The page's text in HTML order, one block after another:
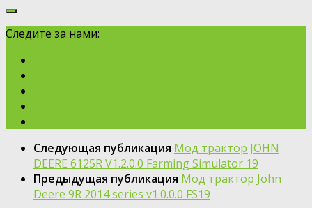
Следите за нами:
Следующая публикация Мод трактор JOHN
DEERE 6125R V1.2.0.0 Farming Simulator 19
Предыдущая публикация Мод трактор John
Deere 9R 2014 series v1.0.0.0 FS19